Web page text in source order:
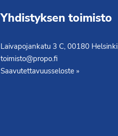
Yhdistyksen toimisto
Laivapojankatu 3 C, 00180 Helsinki
toimisto@propo.fi
Saavutettavuusseloste »